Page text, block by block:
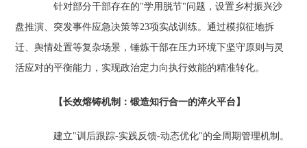
针对部分干部存在的"学用脱节"问题，设置乡村振兴沙
盘推演、突发事件应急决策等23项实战训练。通过模拟征地拆
迁、舆情处置等复杂场景，锤炼干部在压力环境下坚守原则与灵
活应对的平衡能力，实现政治定力向执行效能的精准转化。
【长效熔铸机制：锻造知行合一的淬火平台】
建立"训后跟踪-实践反馈-动态优化"的全周期管理机制。